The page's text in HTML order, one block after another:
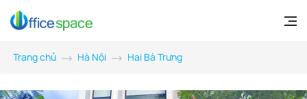
Trang chủ Hà Nội Hai Bà Trưng